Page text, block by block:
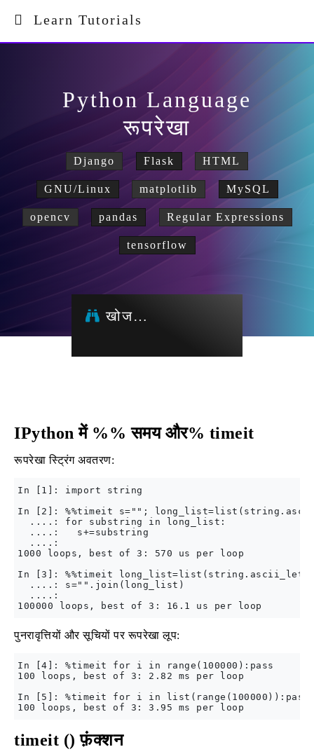
Learn Tutorials
Python Language
रूपरेखा
Django Flask HTML
GNU/Linux matplotlib MySQL
opencv pandas Regular Expressions
tensorflow
खोज…
IPython में %% समय और% timeit
रूपरेखा स्ट्रिंग अवतरण:
In [1]: import string
In [2]: %%timeit s="";
  ....: for substring in long_list:
  ....:   s+=substring
  ....:
1000 loops, best of 3: 570 us per loop
In [3]: %%timeit
  ....: s="".join(long_list)
  ....:
पुनरावृत्तियों और सूचियों पर रूपरेखा लूप:
In [4]: %timeit for i in range(100000):pass
100 loops, best of 3: 2.82 ms per loop
In [5]: %timeit for i in list(range(100000)):pass
timeit () फ़ंक्शन